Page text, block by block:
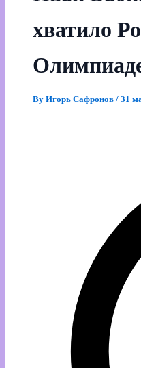
хватило
By Игорь Сафронов / 31